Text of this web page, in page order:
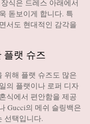
식은 드레스 아래에서
돋보이게 합니다. 특
서도 현대적인 감각을
플랫 슈즈
위해 플랫 슈즈도 많은
의 플랫이나 로퍼 디자
식에서 편안함을 제공
Gucci의 메쉬 슬링백은
선택입니다.